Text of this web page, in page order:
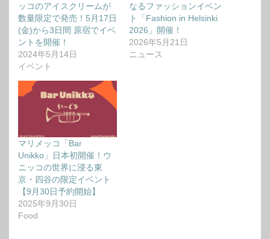
ッコのアイスクリームが
数量限定で発売！5⽉17⽇
(⾦)から3日間 原宿でイベ
ントを開催！
2024年5月14日
イベント
なるファッションイベン
ト「Fashion in Helsinki
2026」開催！
2026年5月21日
ニュース
マリメッコ「Bar
Unikko」日本初開催！ウ
ニッコの世界に浸る東
京・四谷の限定イベント
【9月30日予約開始】
2025年9月30日
Food